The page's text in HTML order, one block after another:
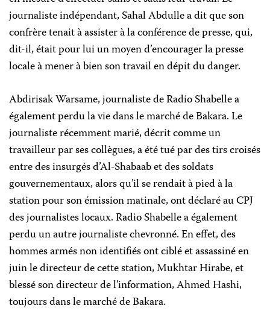
journaliste indépendant, Sahal Abdulle a dit que son
confrère tenait à assister à la conférence de presse, qui,
dit-il, était pour lui un moyen d’encourager la presse
locale à mener à bien son travail en dépit du danger.
Abdirisak Warsame, journaliste de Radio Shabelle a
également perdu la vie dans le marché de Bakara. Le
journaliste récemment marié, décrit comme un
travailleur par ses collègues, a été tué par des tirs croisés
entre des insurgés d’Al-Shabaab et des soldats
gouvernementaux, alors qu’il se rendait à pied à la
station pour son émission matinale, ont déclaré au CPJ
des journalistes locaux. Radio Shabelle a également
perdu un autre journaliste chevronné. En effet, des
hommes armés non identifiés ont ciblé et assassiné en
juin le directeur de cette station, Mukhtar Hirabe, et
blessé son directeur de l’information, Ahmed Hashi,
toujours dans le marché de Bakara.